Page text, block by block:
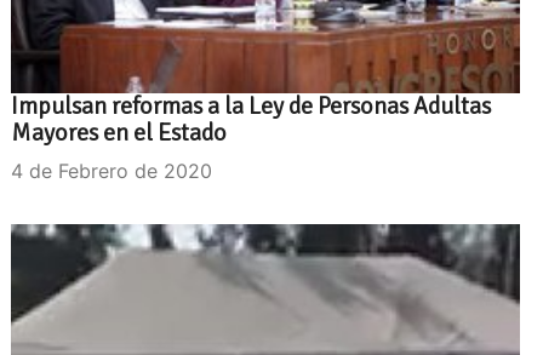
Impulsan reformas a la Ley de Personas Adultas
Mayores en el Estado
4 de Febrero de 2020